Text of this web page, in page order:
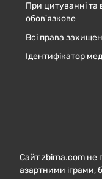
При цитуванні та
обов'язкове
Всі права
Ідентифікатор
Сайт zbirna.com не
азартними іграми,